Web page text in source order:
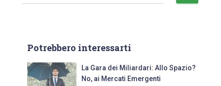
Potrebbero interessarti
La Gara dei Miliardari: Allo Spazio?
No, ai Mercati Emergenti